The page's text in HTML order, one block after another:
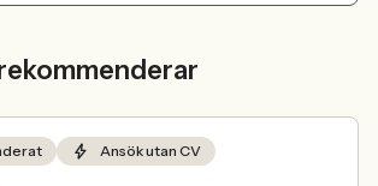
Ansök utan CV